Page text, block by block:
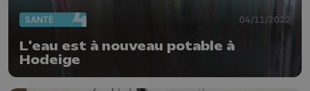
SANTÉ 04/11/2022
L'eau est à nouveau potable à
Hodeige